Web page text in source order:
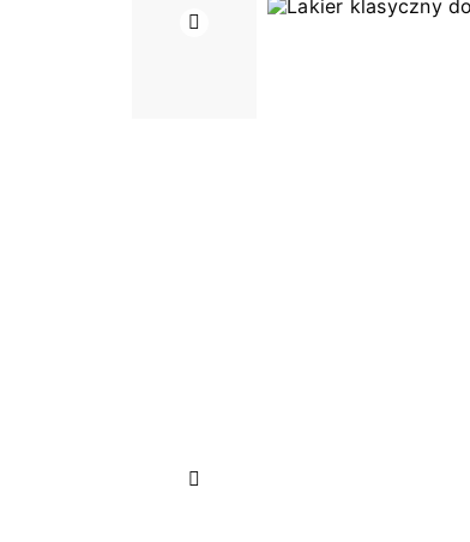
Poprzedni
Następny